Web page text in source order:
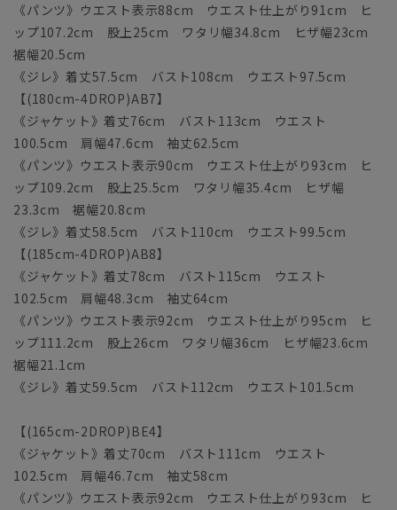
《パンツ》ウエスト表示88cm ウエスト仕上がり91cm ヒ
ップ107.2cm 股上25cm ワタリ幅34.8cm ヒザ幅23cm
裾幅20.5cm
《ジレ》着丈57.5cm バスト108cm ウエスト97.5cm
【(180cm-4DROP)AB7】
《ジャケット》着丈76cm バスト113cm ウエスト
100.5cm 肩幅47.6cm 袖丈62.5cm
《パンツ》ウエスト表示90cm ウエスト仕上がり93cm ヒ
ップ109.2cm 股上25.5cm ワタリ幅35.4cm ヒザ幅
23.3cm 裾幅20.8cm
《ジレ》着丈58.5cm バスト110cm ウエスト99.5cm
【(185cm-4DROP)AB8】
《ジャケット》着丈78cm バスト115cm ウエスト
102.5cm 肩幅48.3cm 袖丈64cm
《パンツ》ウエスト表示92cm ウエスト仕上がり95cm ヒ
ップ111.2cm 股上26cm ワタリ幅36cm ヒザ幅23.6cm
裾幅21.1cm
《ジレ》着丈59.5cm バスト112cm ウエスト101.5cm
【(165cm-2DROP)BE4】
《ジャケット》着丈70cm バスト111cm ウエスト
102.5cm 肩幅46.7cm 袖丈58cm
《パンツ》ウエスト表示92cm ウエスト仕上がり93cm ヒ